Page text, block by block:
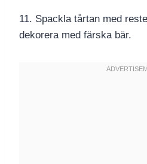
11. Spackla tårtan med
dekorera med färska bär.